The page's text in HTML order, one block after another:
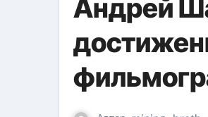
Андрей